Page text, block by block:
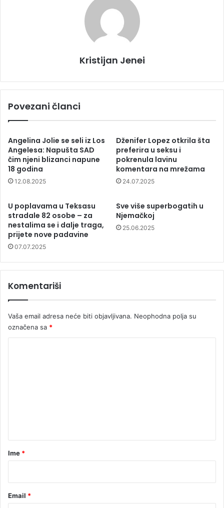
Kristijan Jenei
Povezani članci
Angelina Jolie se seli iz Los
Angelesa: Napušta SAD
čim njeni blizanci napune
18 godina
12.08.2025
Dženifer Lopez otkrila šta
preferira u seksu i
pokrenula lavinu
komentara na mrežama
24.07.2025
U poplavama u Teksasu
stradale 82 osobe – za
nestalima se i dalje traga,
prijete nove padavine
07.07.2025
Sve više superbogatih u
Njemačkoj
25.06.2025
Komentariši
Vaša email adresa neće biti objavljivana. Neophodna polja su
označena sa *
rIme *
Email *